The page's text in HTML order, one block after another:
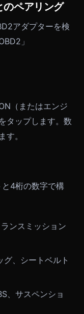
のペアリング
アダプターを検
」
（またはエンジ
タップします。数
す。
4桁の数字で構
ンスミッション
グ、シートベルト
、サスペンショ